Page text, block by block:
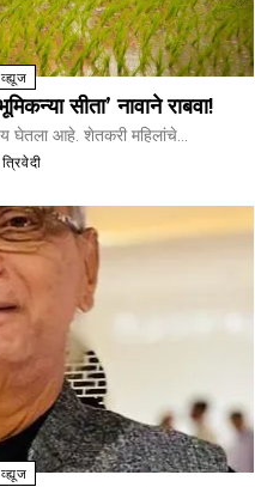
सीता’ नावाने राबवा!
घेतला आहे. शेतकरी महिलांचे...